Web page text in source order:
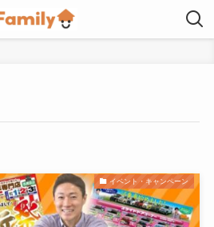
イベント・キャンペーン